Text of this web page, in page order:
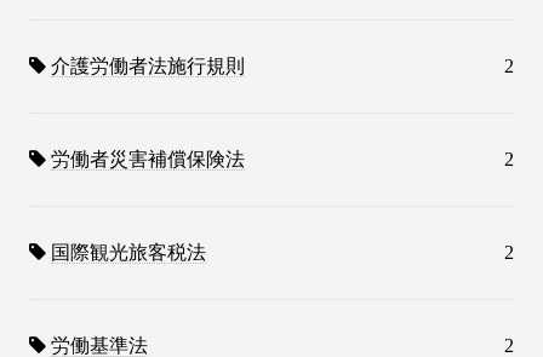
介護労働者法施行規則 2
労働者災害補償保険法 2
国際観光旅客税法 2
労働基準法 2